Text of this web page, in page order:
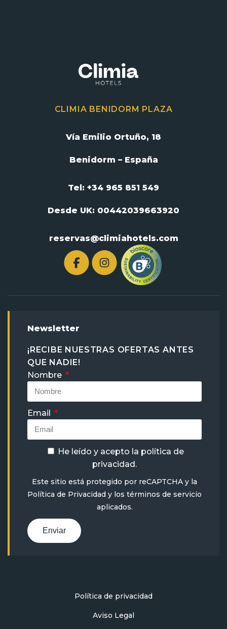
CLIMIA BENIDORM PLAZA
Vía Emilio Ortuño, 18
Benidorm – España
Tel: +34 965 851 549
Desde UK: 00442039663920
reservas@climiahotels.com
Newsletter
¡RECIBE NUESTRAS OFERTAS ANTES
QUE NADIE!
Nombre
Email
He leído y acepto la política de
privacidad.
Este sitio está protegido por reCAPTCHA y la
Política de Privacidad y los términos de servicio
aplicados.
Enviar
Política de privacidad
Aviso Legal